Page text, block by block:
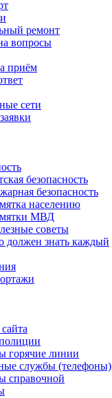
ремонт
вопросы
приём
сети
безопасность
безопасность
населению
МВД
советы
должен знать каждый
горячие линии
службы (телефоны)
справочной